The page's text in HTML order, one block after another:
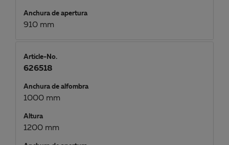
Anchura de apertura
910 mm
Article-No.
626518
Anchura de alfombra
1000 mm
Altura
1200 mm